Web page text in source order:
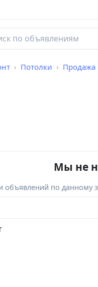
Потолки Продажа
Мы не
по данному